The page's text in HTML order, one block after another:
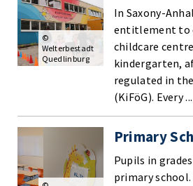
In Saxony-
entitlement to
childcare
kindergarten,
regulated in
(KiFöG). Every ...
©
Welterbestadt
Quedlinburg
Primary
Pupils in
primary